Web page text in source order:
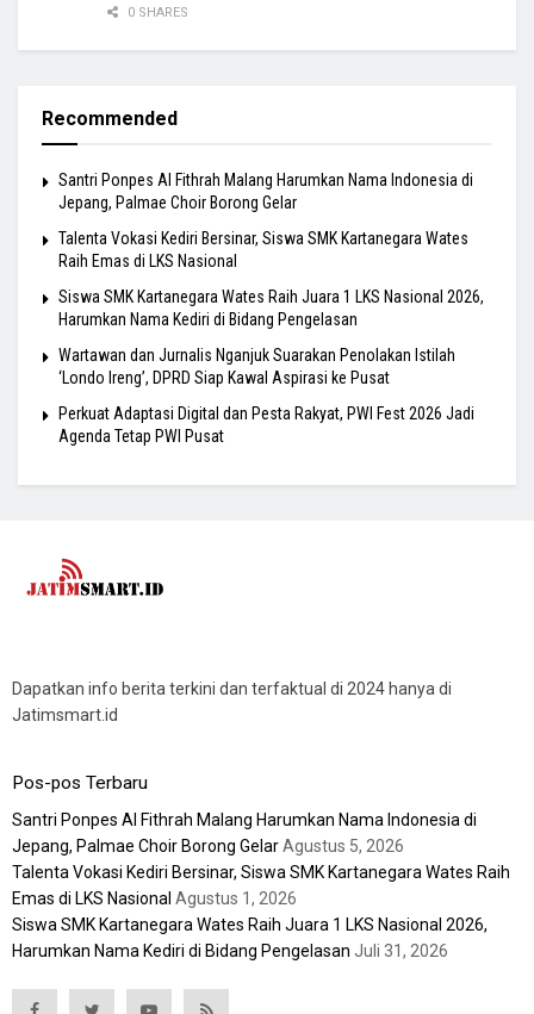
0 SHARES
Recommended
Santri Ponpes Al Fithrah Malang Harumkan Nama Indonesia di
Jepang, Palmae Choir Borong Gelar
Talenta Vokasi Kediri Bersinar, Siswa SMK Kartanegara Wates
Raih Emas di LKS Nasional
Siswa SMK Kartanegara Wates Raih Juara 1 LKS Nasional 2026,
Harumkan Nama Kediri di Bidang Pengelasan
Wartawan dan Jurnalis Nganjuk Suarakan Penolakan Istilah
‘Londo Ireng’, DPRD Siap Kawal Aspirasi ke Pusat
Perkuat Adaptasi Digital dan Pesta Rakyat, PWI Fest 2026 Jadi
Agenda Tetap PWI Pusat
Dapatkan info berita terkini dan terfaktual di 2024 hanya di
Jatimsmart.id
Pos-pos Terbaru
Santri Ponpes Al Fithrah Malang Harumkan Nama Indonesia di
Jepang, Palmae Choir Borong GelarAgustus 5, 2026
Talenta Vokasi Kediri Bersinar, Siswa SMK Kartanegara Wates Raih
Emas di LKS Nasional Agustus 1, 2026
Siswa SMK Kartanegara Wates Raih Juara 1 LKS Nasional 2026,
Harumkan Nama Kediri di Bidang Pengelasan Juli 31, 2026